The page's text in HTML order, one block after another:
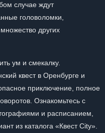
случае ждут
головоломки,
других
ум и смекалку.
квест в Оренбурге и
приключение, полное
Ознакомьтесь с
и расписанием,
из каталога «Квест City».